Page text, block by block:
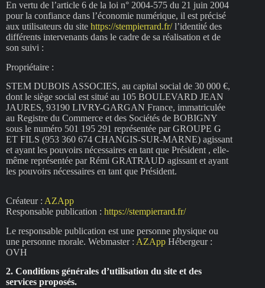
En vertu de l’article 6 de la loi n° 2004-575 du 21 juin 2004
pour la confiance dans l’économie numérique, il est précisé
aux utilisateurs du site https://stempierrard.fr/l’identité des
différents intervenants dans le cadre de sa réalisation et de
son suivi :
Propriétaire :
STEM DUBOIS ASSOCIES, au capital social de 30 000 €,
dont le siège social est situé au 105 BOULEVARD JEAN
JAURES, 93190 LIVRY-GARGAN France, immatriculée
au Registre du Commerce et des Sociétés de BOBIGNY
sous le numéro 501 195 291 représentée par GROUPE G
ET FILS (953 360 674 CHANGIS-SUR-MARNE) agissant
et ayant les pouvoirs nécessaires en tant que Président , elle-
même représentée par Rémi GRATRAUD agissant et ayant
les pouvoirs nécessaires en tant que Président.
Créateur : AZApp
Responsable publication : https://stempierrard.fr/
Le responsable publication est une personne physique ou
une personne morale. Webmaster : AZApp Hébergeur :
OVH
2. Conditions générales d’utilisation du site et des
services proposés.